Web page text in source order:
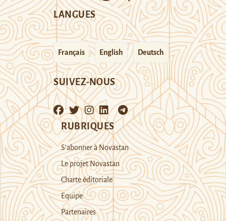
LANGUES
Français English Deutsch
SUIVEZ-NOUS
RUBRIQUES
S’abonner à Novastan
Le projet Novastan
Charte éditoriale
Equipe
Partenaires